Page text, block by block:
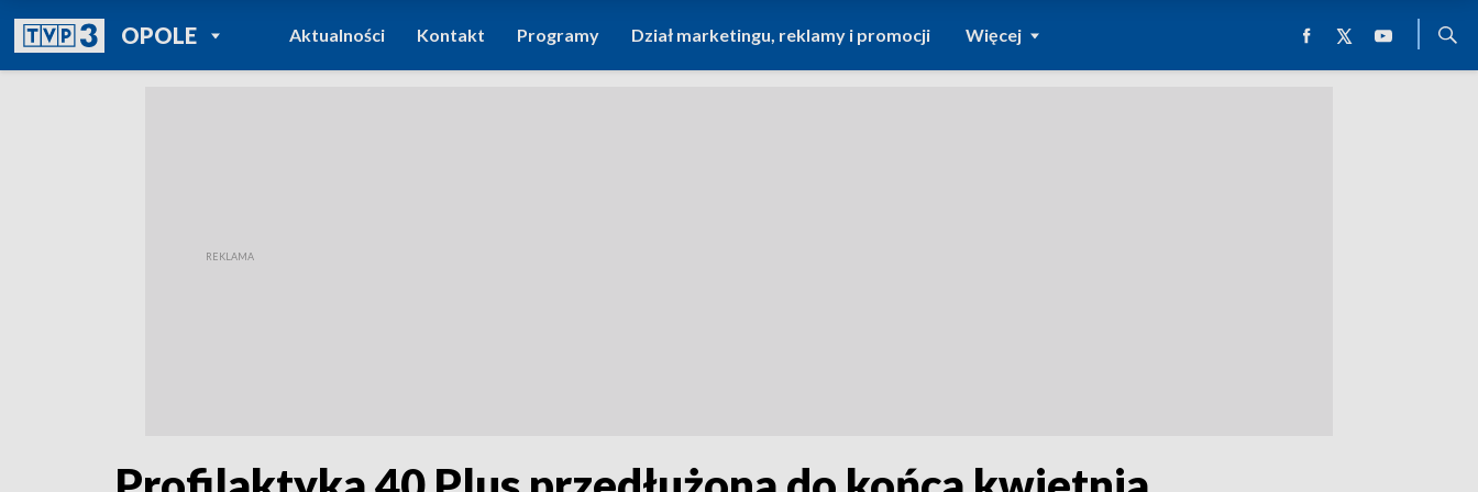
OPOLEPOWRÓT DO
TVP REGIONY
Aktualności Kontakt Programy Dział marketingu, reklamy i promocji Więcej